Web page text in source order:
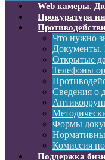
Web камеры.
Прокуратура
Что нужно
Документы.
Открытые
Телефоны
Сведения о
Формы
Комиссия
Поддержка